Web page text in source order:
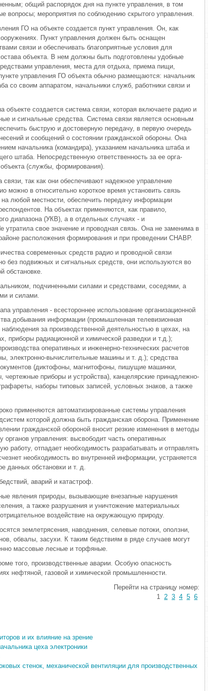
общий распорядок дня на пункте управления, в том
вопросы; мероприятия по со­блюдению скрытого управления.
ГО на объекте создается пункт управления. Он, как
Пункт управления должен быть осна­щен
связи и обеспечивать благопри­ятные условия для
объекта. В нем должны быть подготовлены удобные
управления, места для от­дыха, приема пищи,
управле­ния ГО объекта обычно размещаются: начальник
со своим аппаратом, начальники служб, работники связи и
создается система связи, которая включаете радио и
и сигналь­ные средства. Система связи является основным
быструю и досто­верную передачу, в первую очередь
и сообщений о состоянии гражданской обороны. Она
на­чальника (командира), указанием на­чальника штаба и
штаба. Непосред­ственную ответственность за ее орга­
(службы, формирования).
так как они обеспечивают надежное управление
в отно­сительно короткое время установить связь
любой местности, обеспечить передачу информации
На объектах применяются, как правило,
диапазона (УКВ), а в отдельных слу­чаях - и
утратила свое значение и проводная связь. Она не заменима в
расположения формирования и при проведении СНАВР.
современных средств радио и проводной связи
без подвижных и сигнальных средств, они используются во
обстановке.
подчиненными силами и средствами, соседями, а
и силами.
управления - всестороннее ис­пользование организационной
добыва­ния информации (промышленная теле­визионная
наблюдения за производст­венной деятельностью в цехах, на
приборы радиационной и химической разведки и т.д.);
оператив­ных и инженерно-технических расче­тов
электронно-вычислительные ма­шины и т. д.); средства
(диктофоны, магнитофоны, пишущие машинки,
чертежные приборы и уст­ройства), канцелярские принадлежно­
наборы типовых записей, условных знаков, а также
применяются автоматизиро­ванные системы управления
которой должна быть гражданская оборона. Применение
граждан­ской обороной вносит резкие измене­ния в методы
органов управления: высвободит часть оперативных
рабо­ту, отпадает необходимость разраба­тывать и отправлять
необхо­димость во внутренней информации, устраняется
данных обстановки и т. д.
аварий и катастроф.
явления природы, вызывающие внезапные нарушения
а также разрушения и уничтожение материальных
воздействие на окружающую природу.
землетрясения, наводнения, селевые потоки, оползни,
обвалы, засухи. К таким бедствиям в ряде случаев могут
массовые лесные и торфяные.
того, производственные аварии. Особую опасность
нефтяной, газовой и химической промышленности.
Перейти на страницу номер:
1 2 3 4 5 6
и их влияние на зрение
цеха электроники
стенок, механической вентиляции для производственных